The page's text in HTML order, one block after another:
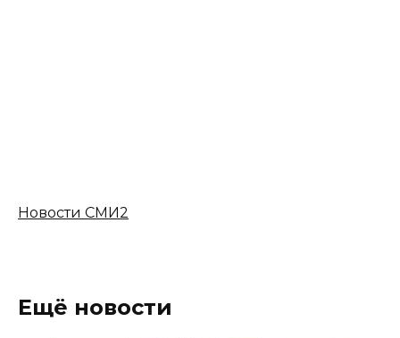
Новости СМИ2
Ещё новости